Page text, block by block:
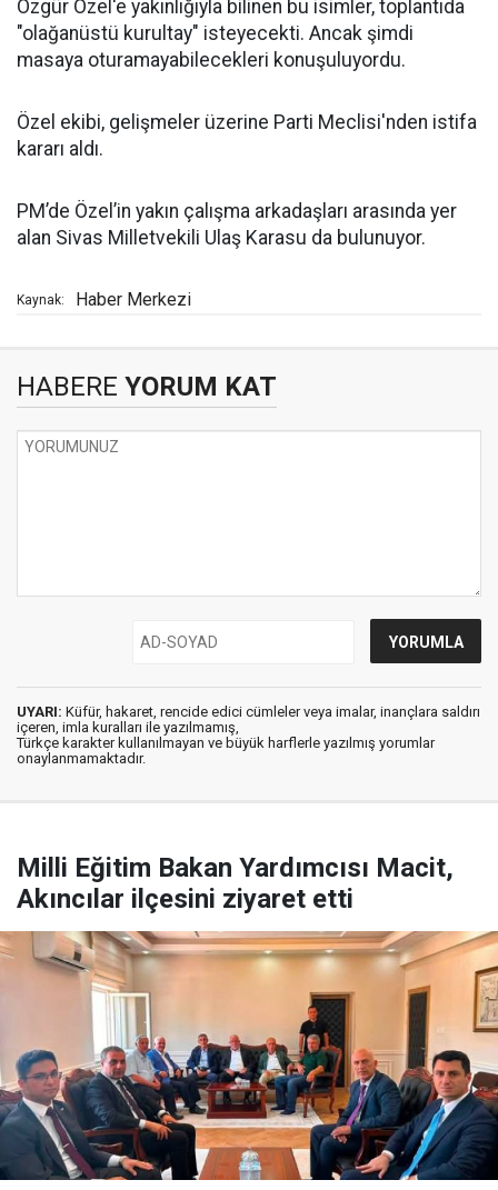
Özgür Özel'e yakınlığıyla bilinen bu isimler, toplantıda
"olağanüstü kurultay" isteyecekti. Ancak şimdi
masaya oturamayabilecekleri konuşuluyordu.
Özel ekibi, gelişmeler üzerine Parti Meclisi'nden istifa
kararı aldı.
PM’de Özel’in yakın çalışma arkadaşları arasında yer
alan Sivas Milletvekili Ulaş Karasu da bulunuyor.
Kaynak: Haber Merkezi
HABERE YORUM KAT
UYARI: Küfür, hakaret, rencide edici cümleler veya imalar, inançlara saldırı
içeren, imla kuralları ile yazılmamış,
Türkçe karakter kullanılmayan ve büyük harflerle yazılmış yorumlar
onaylanmamaktadır.
Milli Eğitim Bakan Yardımcısı Macit,
Akıncılar ilçesini ziyaret etti